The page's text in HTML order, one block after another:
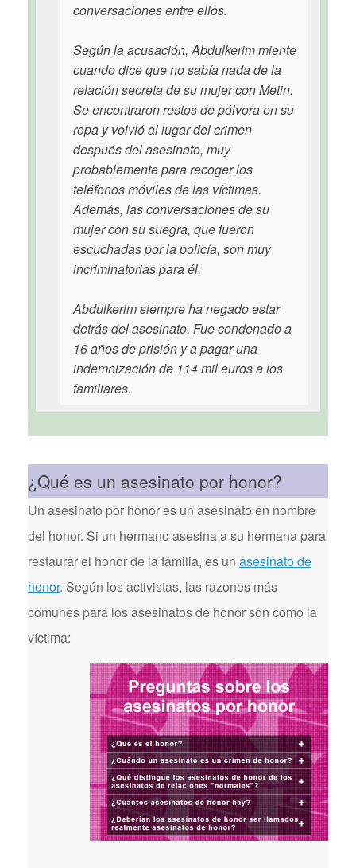
conversaciones entre ellos.
Según la acusación, Abdulkerim miente
cuando dice que no sabía nada de la
relación secreta de su mujer con Metin.
Se encontraron restos de pólvora en su
ropa y volvió al lugar del crimen
después del asesinato, muy
probablemente para recoger los
teléfonos móviles de las víctimas.
Además, las conversaciones de su
mujer con su suegra, que fueron
escuchadas por la policía, son muy
incriminatorias para él.
Abdulkerim siempre ha negado estar
detrás del asesinato. Fue condenado a
16 años de prisión y a pagar una
indemnización de 114 mil euros a los
familiares.
¿Qué es un asesinato por honor?
Un asesinato por honor es un asesinato en nombre
del honor. Si un hermano asesina a su hermana para
restaurar el honor de la familia, es un asesinato de
honor. Según los activistas, las razones más
comunes para los asesinatos de honor son como la
víctima: